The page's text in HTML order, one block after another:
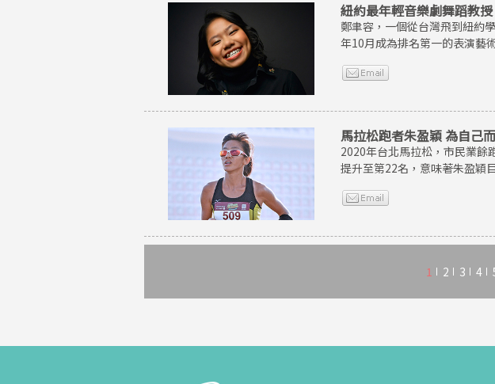
紐約最年輕音樂劇舞蹈教
鄭聿容，一個從台灣飛到紐約
年10月成為排名第一的表演藝
馬拉松跑者朱盈穎 為自己
2020年台北馬拉松，市民業餘
提升至第22名，意味著朱盈穎
1 2 3 4